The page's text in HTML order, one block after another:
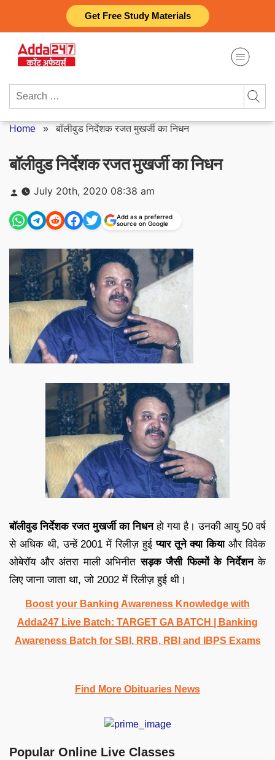
Get Free Study Materials
content
Search
Home »बॉलीवुड निर्देशक रजत मुखर्जी का निधन
बॉलीवुड निर्देशक रजत मुखर्जी का निधन
Posted
by
July 20th, 2020 08:38 am
Add as a preferred
source on Google
बॉलीवुड निर्देशक रजत मुखर्जी का निधनहो गया है। उनकी आयु 50 वर्ष
से अधिक थी, उन्हें 2001 में रिलीज़ हुईप्यार तूने क्या कियाऔर विवेक
ओबेरॉय और अंतरा माली अभिनीतसड़क जैसी फिल्मों के निर्देशनके
लिए जाना जाता था, जो 2002 में रिलीज़ हुई थी।
Boost your Banking Awareness Knowledge with
Adda247 Live Batch: TARGET GA BATCH
| Banking
Awareness Batch for SBI, RRB, RBI and IBPS Exams
Find More Obituaries News
Popular Online Live Classes